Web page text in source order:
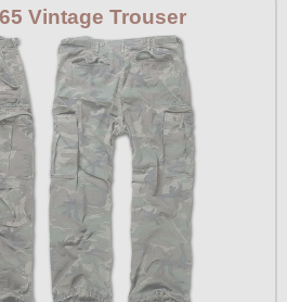
Vintage Trouser